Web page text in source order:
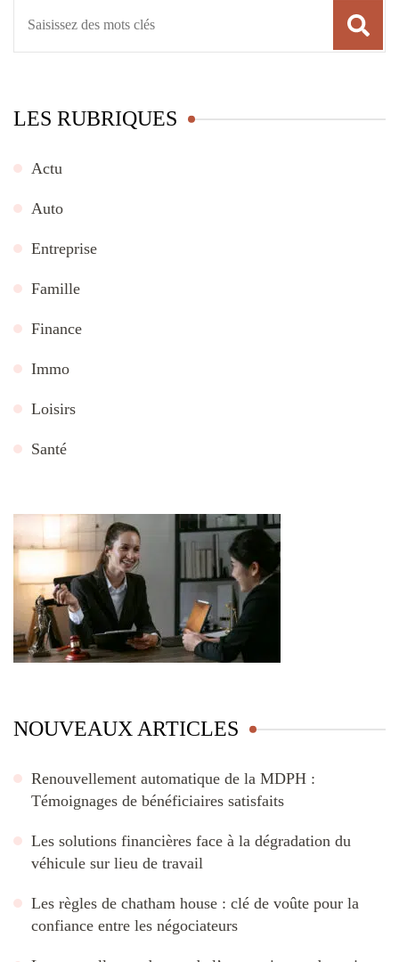
LES RUBRIQUES
Actu
Auto
Entreprise
Famille
Finance
Immo
Loisirs
Santé
NOUVEAUX ARTICLES
Renouvellement automatique de la MDPH :
Témoignages de bénéficiaires satisfaits
Les solutions financières face à la dégradation du
véhicule sur lieu de travail
Les règles de chatham house : clé de voûte pour la
confiance entre les négociateurs